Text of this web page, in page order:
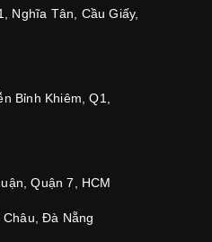
Nghĩa Tân, Cầu Giấy,
Bỉnh Khiêm, Q1,
Quận 7, HCM
Đà Nẵng